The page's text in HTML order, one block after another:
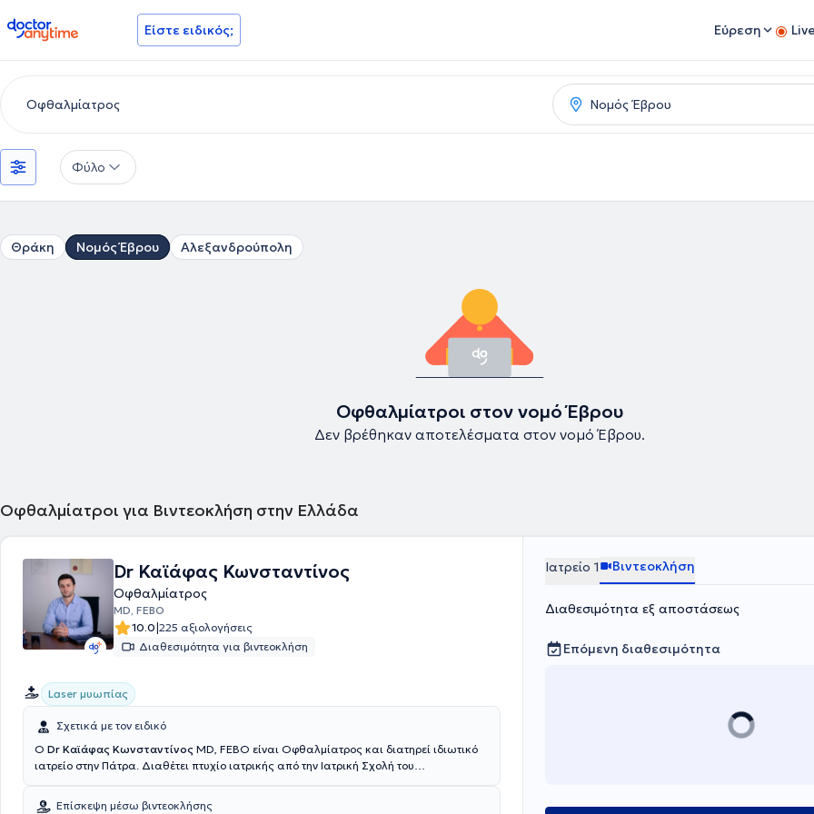
doctoranytime Είστε ειδικός; Εύρεση
Φύλο
Θράκη Νομός Έβρου Αλεξανδρούπολη
Οφθαλμίατροι στον νομό Έβρου
Δεν βρέθηκαν αποτελέσματα στον νομό Έβρου.
Οφθαλμίατροι για Βιντεοκλήση στην Ελλάδα
Dr Καϊάφας Κωνσταντίνος
Οφθαλμίατρος
MD, FEBO
10.0|225 αξιολογήσεις
Διαθεσιμότητα για βιντεοκλήση
Laser μυωπίας
Σχετικά με τον ειδικό
Ο Dr Καϊάφας Κωνσταντίνος MD, FEBO είναι Οφθαλμίατρος και διατηρεί ιδιωτικό
ιατρείο στην Πάτρα. Διαθέτει πτυχίο ιατρικής από την Ιατρική Σχολή του
Κλινική Augenärzte OWL, ένα από τα μεγαλύτερα οφθαλμοχειρουργικά κέντρα σε
Επίσκεψη μέσω βιντεοκλήσης
Ιατρείο 1 Βιντεοκλήση
Διαθεσιμότητα εξ αποστάσεως
Επόμενη διαθεσιμότητα